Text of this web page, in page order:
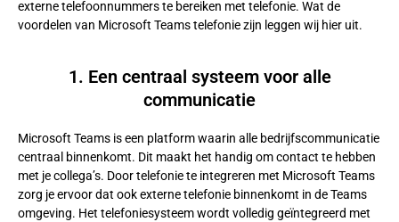
externe telefoonnummers te bereiken met telefonie. Wat de
voordelen van Microsoft Teams telefonie zijn leggen wij hier uit.
1. Een centraal systeem voor alle
communicatie
Microsoft Teams is een platform waarin alle bedrijfscommunicatie
centraal binnenkomt. Dit maakt het handig om contact te hebben
met je collega’s. Door telefonie te integreren met Microsoft Teams
zorg je ervoor dat ook externe telefonie binnenkomt in de Teams
omgeving. Het telefoniesysteem wordt volledig geïntegreerd met